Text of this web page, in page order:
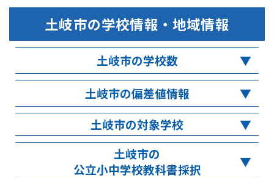
土岐市の学校情報・地域情報
土岐市の学校数
土岐市の偏差値情報
土岐市の対象学校
土岐市の
公立小中学校教科書採択